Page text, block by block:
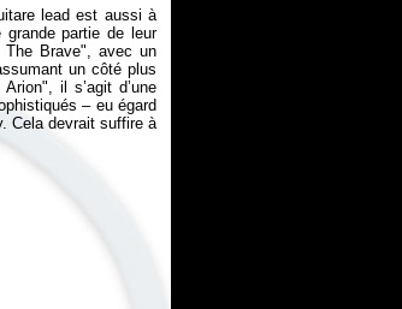
lead est aussi à
partie de leur
The Brave", avec un
un côté plus
il s’agit d’une
– eu égard
Cela devrait suffire à